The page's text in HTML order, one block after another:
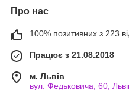
Про нас
100% позитивних з 223
Працює з 21.08.2018
м. Львів
вул. Федьковича, 60,